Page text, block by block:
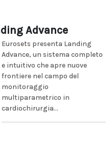
Advance
Eurosets presenta Landing
Advance, un sistema completo
e intuitivo che apre nuove
frontiere nel campo del
monitoraggio
multiparametrico in
cardiochirurgia...